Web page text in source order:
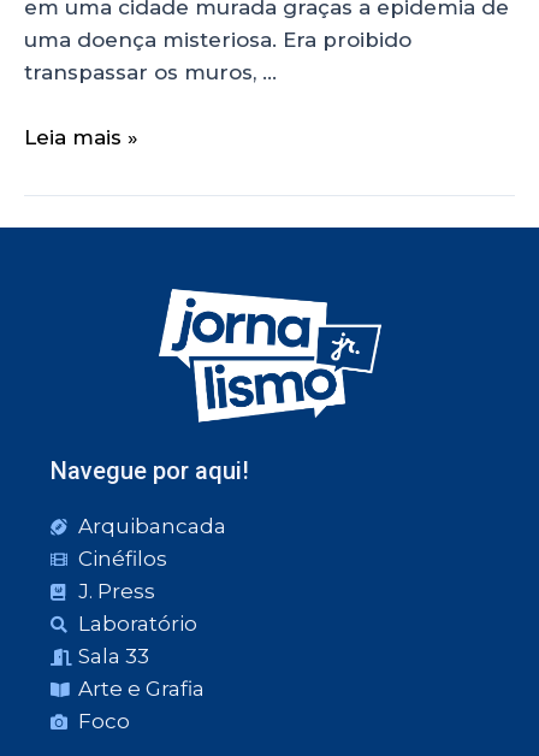
em uma cidade murada graças a epidemia de
uma doença misteriosa. Era proibido
transpassar os muros, …
Leia mais »
Navegue por aqui!
Arquibancada
Cinéfilos
J. Press
Laboratório
Sala 33
Arte e Grafia
Foco